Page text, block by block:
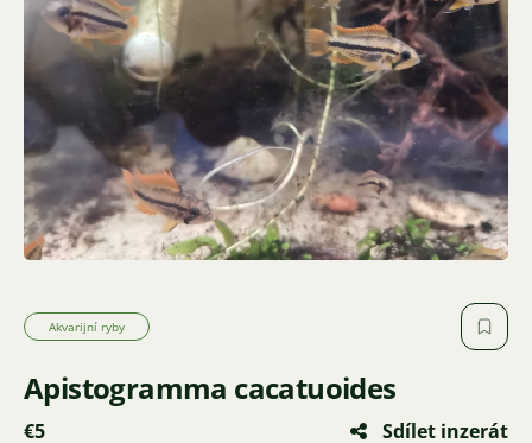
Akvarijní ryby
Apistogramma cacatuoides
€5
Sdílet inzerát